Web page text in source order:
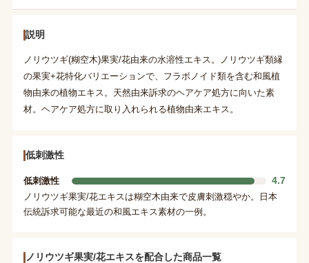
説明
ノリウツギ(糊空木)果実/花由来の水溶性エキス。ノリウツギ類縁
の果実+花特化バリエーションで、フラボノイド類を含む和風植
物由来の植物エキス。天然由来訴求のヘアケア処方に向いた素
材。ヘアケア処方に取り入れられる植物由来エキス。
低刺激性
低刺激性 4.7
ノリウツギ果実/花エキスは糊空木由来で皮膚刺激穏やか。日本
伝統訴求可能な最近の和風エキス素材の一例。
ノリウツギ果実/花エキスを配合した商品一覧